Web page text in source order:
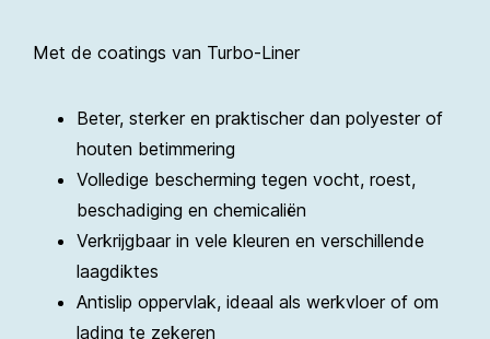
Met de coatings van Turbo-Liner
Beter, sterker en praktischer dan polyester of
houten betimmering
Volledige bescherming tegen vocht, roest,
beschadiging en chemicaliën
Verkrijgbaar in vele kleuren en verschillende
laagdiktes
Antislip oppervlak, ideaal als werkvloer of om
lading te zekeren